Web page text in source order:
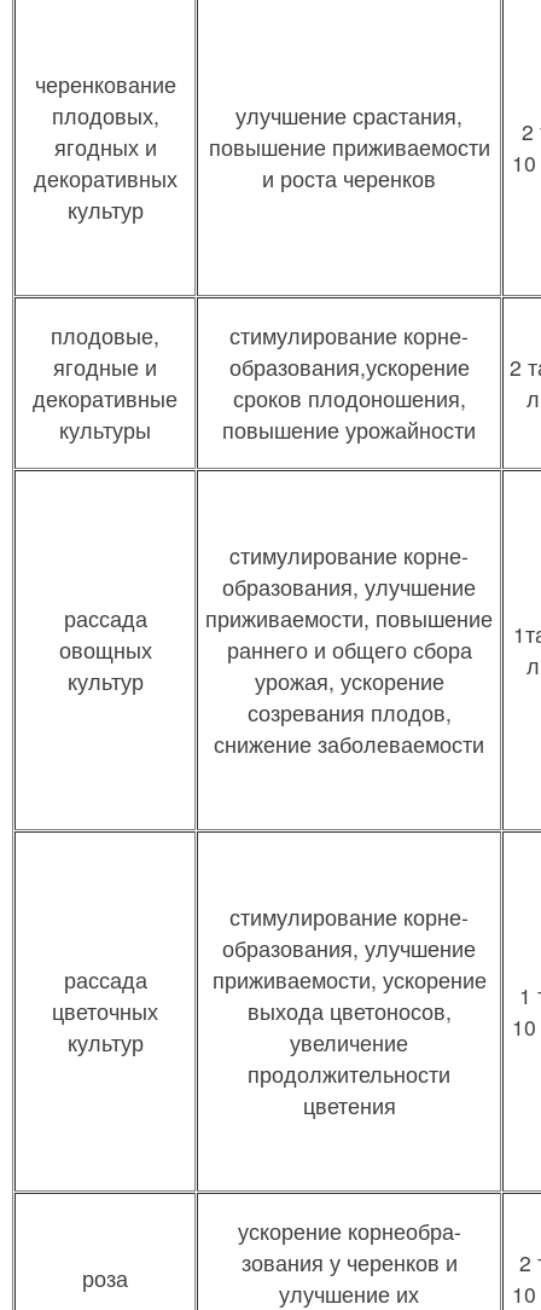
черенкование
плодовых,
ягодных и
декоративных
культур
улучшение срастания,
повышение приживаемости
и роста черенков
2
плодовые,
ягодные и
декоративные
культуры
стимулирование корне-
образования,ускорение
сроков плодоношения,
повышение урожайности
2
рассада
овощных
культур
cтимулирование корне-
образования, улучшение
приживаемости, повышение
раннего и общего сбора
урожая, ускорение
созревания плодов,
снижение заболеваемости
рассада
цветочных
культур
стимулирование корне-
образования, улучшение
приживаемости, ускорение
выхода цветоносов,
увеличение
продолжительности
цветения
1
роза
ускорение корнеобра-
зования у черенков и
улучшение их
2